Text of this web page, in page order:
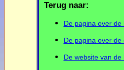
Terug naar:
De pagina over
De pagina over
De website van de